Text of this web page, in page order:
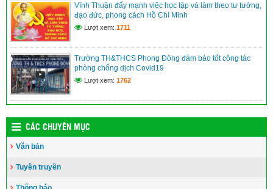
Vĩnh Thuận đẩy mạnh việc học tập và làm theo tư tưởng,
đạo đức, phong cách Hồ Chí Minh
Lượt xem: 1711
Trường TH&THCS Phong Đông đảm bảo tốt công tác
phòng chống dịch Covid19
Lượt xem: 1762
CÁC CHUYÊN MỤC
Văn bản
Tuyên truyền